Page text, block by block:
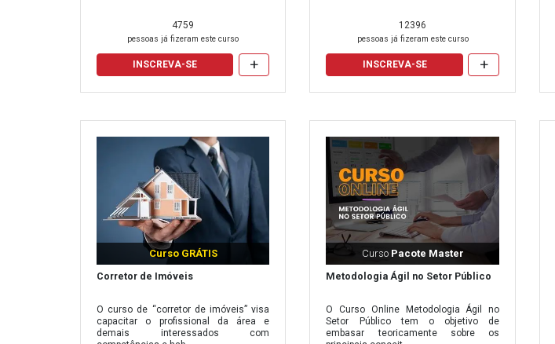
60 horas 8 dias
70 horas 9 dias
80 horas 10 dias
85 horas 11 dias
90 horas 11 dias
100 horas 13 dias
110 horas 14 dias
120 horas 15 dias
130 horas 16 dias
150 horas 19 dias
4759
pessoas já fizeram este curso
INSCREVA-SE +
12396
pessoas já fizeram este curso
INSCREVA-SE +
Curso GRÁTIS
Corretor de Imóveis
O curso de “corretor de imóveis” visa
capacitar o profissional da área e
demais interessados com
Curso Pacote Master
Metodologia Ágil no Setor Público
O Curso Online Metodologia Ágil no
Setor Público tem o objetivo de
embasar teoricamente sobre os